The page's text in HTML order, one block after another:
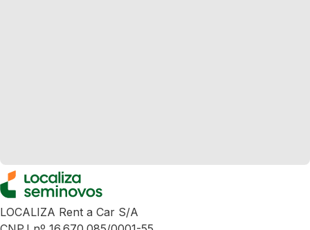
LOCALIZA Rent a Car S/A